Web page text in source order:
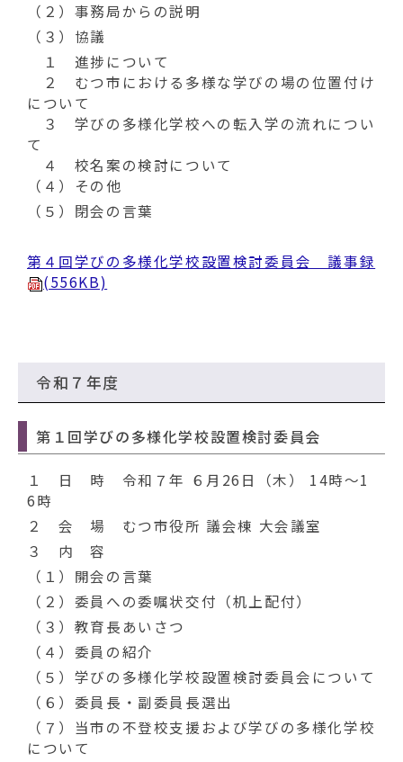
（２）事務局からの説明
（３）協議
１ 進捗について
２ むつ市における多様な学びの場の位置付け
について
３ 学びの多様化学校への転入学の流れについ
て
４ 校名案の検討について
（４）その他
（５）閉会の言葉
第４回学びの多様化学校設置検討委員会 議事録
(556KB)
令和７年度
第１回学びの多様化学校設置検討委員会
１ 日 時 令和７年 ６月26日（木） 14時～1
6時
２ 会 場 むつ市役所 議会棟 大会議室
３ 内 容
（１）開会の言葉
（２）委員への委嘱状交付（机上配付）
（３）教育長あいさつ
（４）委員の紹介
（５）学びの多様化学校設置検討委員会について
（６）委員長・副委員長選出
（７）当市の不登校支援および学びの多様化学校
について